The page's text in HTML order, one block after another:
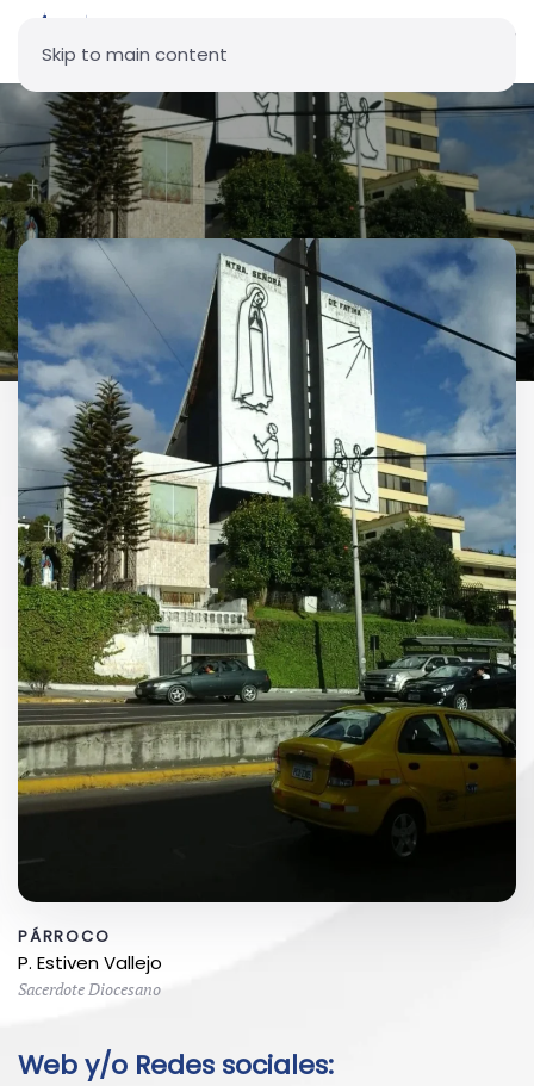
Skip to main content
Parroquia Nuestra Señora de
Fátima - El Batán
PÁRROCO
P. Estiven Vallejo
Sacerdote Diocesano
Web y/o Redes sociales: